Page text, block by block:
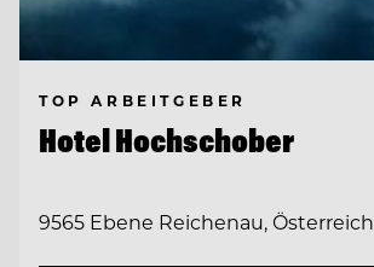
TOP ARBEITGEBER
Hotel Hochschober
9565 Ebene Reichenau, Österreich